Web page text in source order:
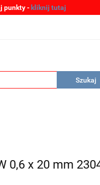
punkty -kliknij tutaj
PLIKI DO POBRANIA
0,6 x 20 mm